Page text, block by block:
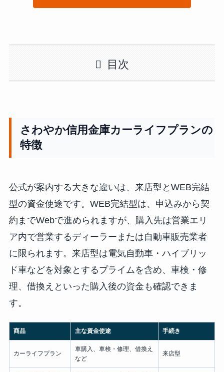
目次
さわやか信用金庫カーライフプランの
特徴
公式が案内する大きな違いは、来店型とWEB完結
型の資金使途です。WEB完結型は、申込みから契
約までWebで進められますが、購入先は営業エリ
ア内で営業するディーラーまたは自動車販売業者
に限られます。来店型は電気自動車・ハイブリッ
ド車などを対象とするプライムを含め、車検・修
理、借換えといった購入後の資金も確認できま
す。
商品 主な資金使途 手続き
カーライフプラン
車購入、車検・修理、借換え
など
来店型